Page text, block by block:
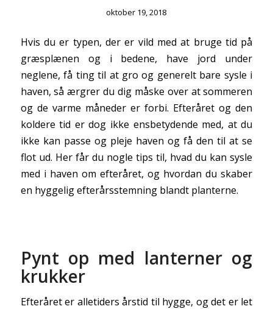
oktober 19, 2018
Hvis du er typen, der er vild med at bruge tid på
græsplænen og i bedene, have jord under
neglene, få ting til at gro og generelt bare sysle i
haven, så ærgrer du dig måske over at sommeren
og de varme måneder er forbi. Efteråret og den
koldere tid er dog ikke ensbetydende med, at du
ikke kan passe og pleje haven og få den til at se
flot ud. Her får du nogle tips til, hvad du kan sysle
med i haven om efteråret, og hvordan du skaber
en hyggelig efterårsstemning blandt planterne.
Pynt op med lanterner og
krukker
Efteråret er alletiders årstid til hygge, og det er let